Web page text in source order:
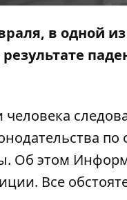
в одной
человека
по
Об этом
Все